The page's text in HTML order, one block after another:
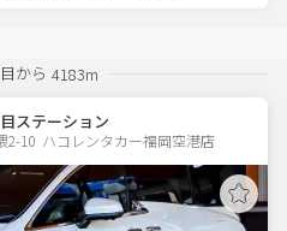
から 4183m
ステーション
10  ハコレンタカー福岡空港店